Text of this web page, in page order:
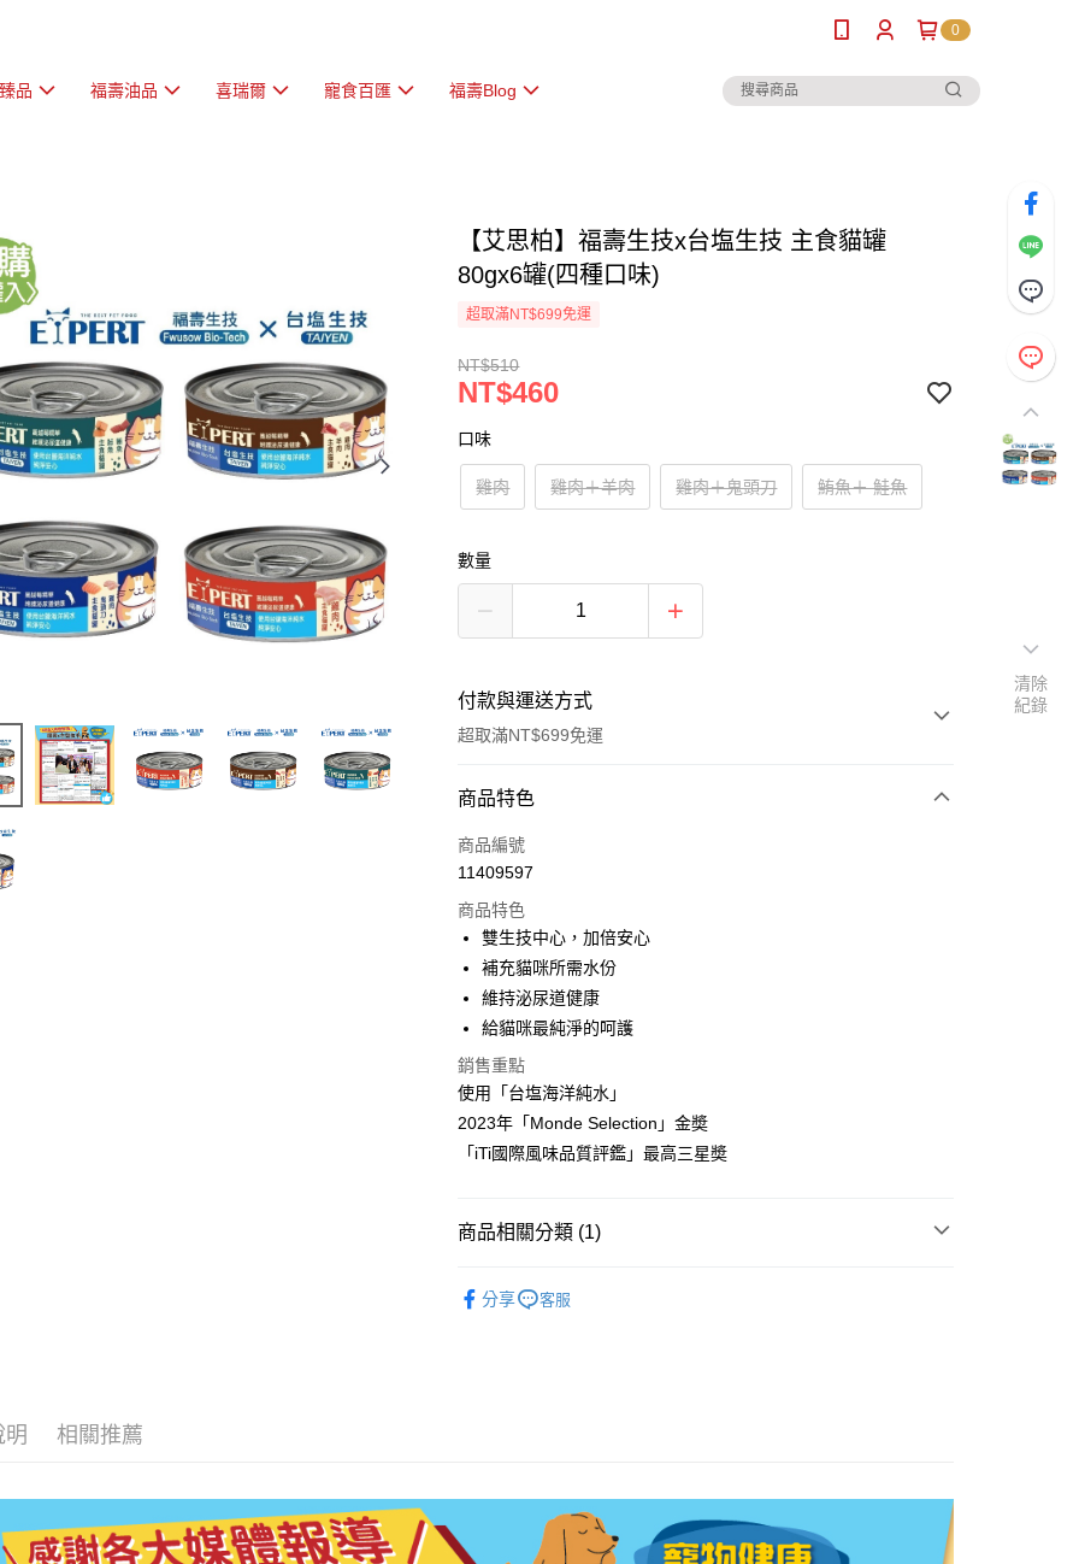
0
品 福壽油品 喜瑞爾 寵食百匯 福壽Blog
【艾思柏】福壽生技x台塩生技 主食貓罐
80gx6罐(四種口味)
超取滿NT$699免運
NT$510
NT$460
口味
雞肉 雞肉＋羊肉 雞肉＋鬼頭刀 鮪魚＋ 鮭魚
數量
付款與運送方式
超取滿NT$699免運
付款方式
信用卡一次付款
LINE Pay
Apple Pay
悠遊付
Google Pay
AFTEE先享後付
AFTEE先享後付是「在收到商品之後才付款」的支付方式。 讓您購物簡單
２．便利：只要手機號碼，簡訊認證，即可結帳。
３．安心：先確認商品／服務後，再付款。
絡購買商品的店家。未經商家同意取消之訂單仍視為有效，需透過AFTEE
先享後付繳納相關費用。
※ 交易是否成功請以「AFTEE先享後付 」之結帳頁面顯示為準，若有關於
ATM付款
運送方式
常溫宅配
每筆NT$120，滿NT$1,200(含以上)免運費
商品特色
商品編號
11409597
商品特色
雙生技中心，加倍安心
補充貓咪所需水份
維持泌尿道健康
給貓咪最純淨的呵護
銷售重點
使用「台塩海洋純水」
2023年「Monde Selection」金奬
「iTi國際風味品質評鑑」最高三星奬
商品相關分類 (1)
分享
客服
明 相關推薦
清除
紀錄